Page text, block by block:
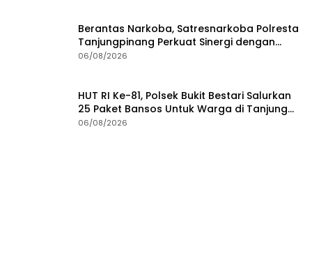
Berantas Narkoba, Satresnarkoba Polresta
Tanjungpinang Perkuat Sinergi dengan
Jasa Ekspedisi
06/08/2026
HUT RI Ke-81, Polsek Bukit Bestari Salurkan
25 Paket Bansos Untuk Warga di Tanjung
Unggat
06/08/2026